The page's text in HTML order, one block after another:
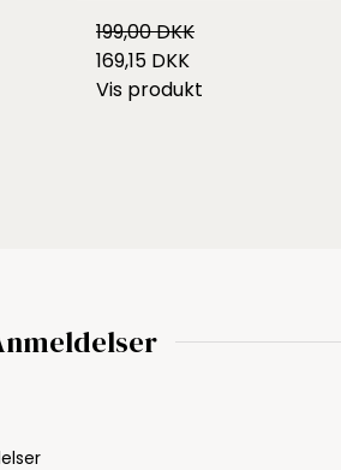
199,00 DKK
169,15 DKK
Vis produkt